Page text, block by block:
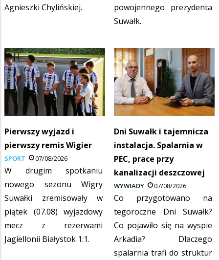
Agnieszki Chylińskiej.
powojennego prezydenta
Suwałk.
Pierwszy wyjazd i
pierwszy remis Wigier
SPORT 07/08/2026
W drugim spotkaniu
nowego sezonu Wigry
Suwałki zremisowały w
piątek (07.08) wyjazdowy
mecz z rezerwami
Jagiellonii Białystok 1:1.
Dni Suwałk i tajemnicza
instalacja. Spalarnia w
PEC, prace przy
kanalizacji deszczowej
WYWIADY 07/08/2026
Co przygotowano na
tegoroczne Dni Suwałk?
Co pojawiło się na wyspie
Arkadia? Dlaczego
spalarnia trafi do struktur